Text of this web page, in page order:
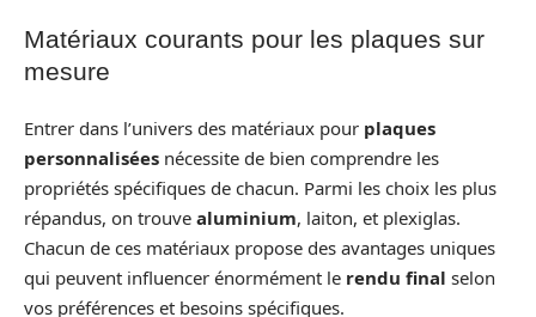
Matériaux courants pour les plaques sur
mesure
Entrer dans l’univers des matériaux pour plaques
personnalisées nécessite de bien comprendre les
propriétés spécifiques de chacun. Parmi les choix les plus
répandus, on trouve aluminium, laiton, et plexiglas.
Chacun de ces matériaux propose des avantages uniques
qui peuvent influencer énormément le rendu final selon
vos préférences et besoins spécifiques.